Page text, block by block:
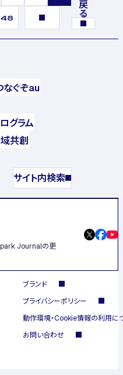
48
なぐぞau
グラム
共創
サイト内検索
Journalの更
ブランド
プライバシーポリシー
動作環境・Cookie情報の利用に
お問い合わせ